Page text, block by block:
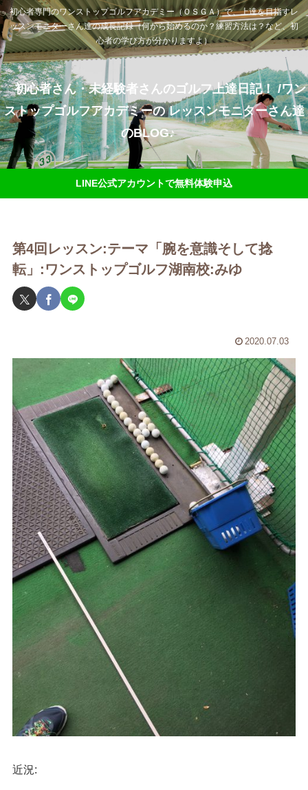
初心者専門のワンストップゴルフアカデミー（ＯＳＧＡ）で、上達を目指すレ
ッスンモニターさん達の成長記録（何から始めるのか？練習方法は？など、初
心者の学び方が分かりますよ）
初心者さん・未経験者さんのゴルフ上達日記！ /ワン
ストップゴルフアカデミーの レッスンモニターさん達
のBLOG♪
LINE公式アカウントで無料体験申込
第4回レッスン:テーマ「腕を意識そして捻
転」:ワンストップゴルフ湖南校:みゆ
2020.07.03
近況: